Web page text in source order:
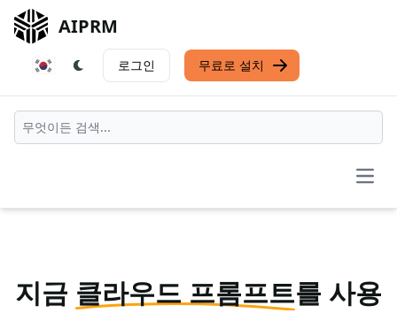
AIPRM
로그인 무료로 설치
지금 클라우드 프롬프트를 사용